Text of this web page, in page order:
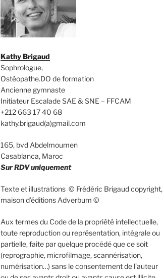
Kathy Brigaud
Sophrologue,
Ostéopathe.DO de formation
Ancienne gymnaste
Initiateur Escalade SAE & SNE – FFCAM
+212 663 17 40 68
kathy.brigaud(a)gmail.com
165, bvd Abdelmoumen
Casablanca, Maroc
Sur RDV uniquement
Texte et illustrations © Frédéric Brigaud copyright,
maison d’éditions Adverbum ©
Aux termes du Code de la propriété intellectuelle,
toute reproduction ou représentation, intégrale ou
partielle, faite par quelque procédé que ce soit
(reprographie, microfilmage, scannérisation,
numérisation…) sans le consentement de l’auteur